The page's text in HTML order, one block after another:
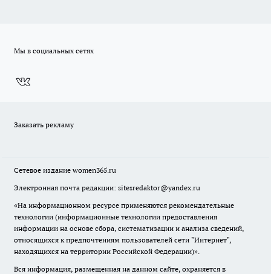
Мы в социальных сетях
Заказать рекламу
Сетевое издание women365.ru
Электронная почта редакции: sitesredaktor@yandex.ru
«На информационном ресурсе применяются рекомендательные
технологии (информационные технологии предоставления
информации на основе сбора, систематизации и анализа сведений,
относящихся к предпочтениям пользователей сети "Интернет",
находящихся на территории Российской Федерации)».
Вся информация, размещенная на данном сайте, охраняется в